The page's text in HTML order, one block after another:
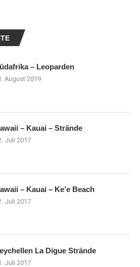
– Leoparden
August 2019
– Kauai – Strände
Juli 2017
– Kauai – Ke’e Beach
Juli 2017
La Digue Strände
Juli 2017